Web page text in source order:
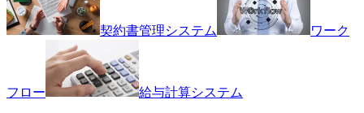
契約書管理システム ワーク
フロー 給与計算システム